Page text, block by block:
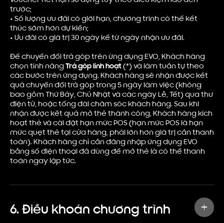
trước;
• Số lượng ưu đãi có giới hạn, chương trình có thể kết
thúc sớm hơn dự kiến;
• Ưu đãi có giá trị 30 ngày kể từ ngày nhận ưu đãi.
Để chuyển đổi trả góp trên ứng dụng EVO, Khách hàng
chọn tính năngTrả góp linh hoạt(*) và làm tuần tự theo
các bước trên ứng dụng. Khách hàng sẽ nhận được kết
quả chuyển đổi trả góp trong 5 ngày làm việc (không
bao gồm Thứ Bảy, Chủ Nhật và các ngày Lễ, Tết) qua thư
điện tử, hoặc tổng đài chăm sóc khách hàng. Sau khi
nhận được kết quả mở thẻ thành công, Khách hàng kích
hoạt thẻ và cài đặt hạn mức POS (hạn mức POS là hạn
mức quẹt thẻ tại cửa hàng, phải lớn hơn giá trị cần thanh
toán). Khách hàng chỉ cần đăng nhập ứng dụng EVO
bằng số điện thoại đã dùng để mở thẻ là có thể thanh
toán ngay lập tức.
6. Điều khoản chương trình